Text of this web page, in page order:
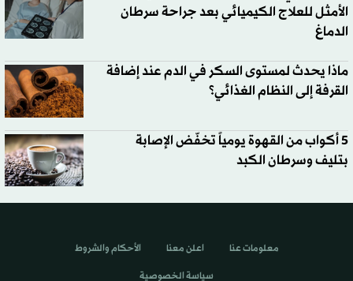
الأمثل للعلاج الكيميائي بعد جراحة سرطان
الدماغ
ماذا يحدث لمستوى السكر في الدم عند إضافة
القرفة إلى النظام الغذائي؟
5 أكواب من القهوة يومياً تخفّض الإصابة
بتليف وسرطان الكبد
معلومات عنا اعلن معنا الأحكام والشروط
سياسة الخصوصية